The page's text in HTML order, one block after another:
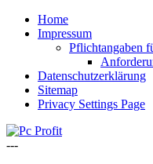
Home
Impressum
Pflichtangaben
Datenschutzerklärung
Sitemap
Privacy Settings Page
---